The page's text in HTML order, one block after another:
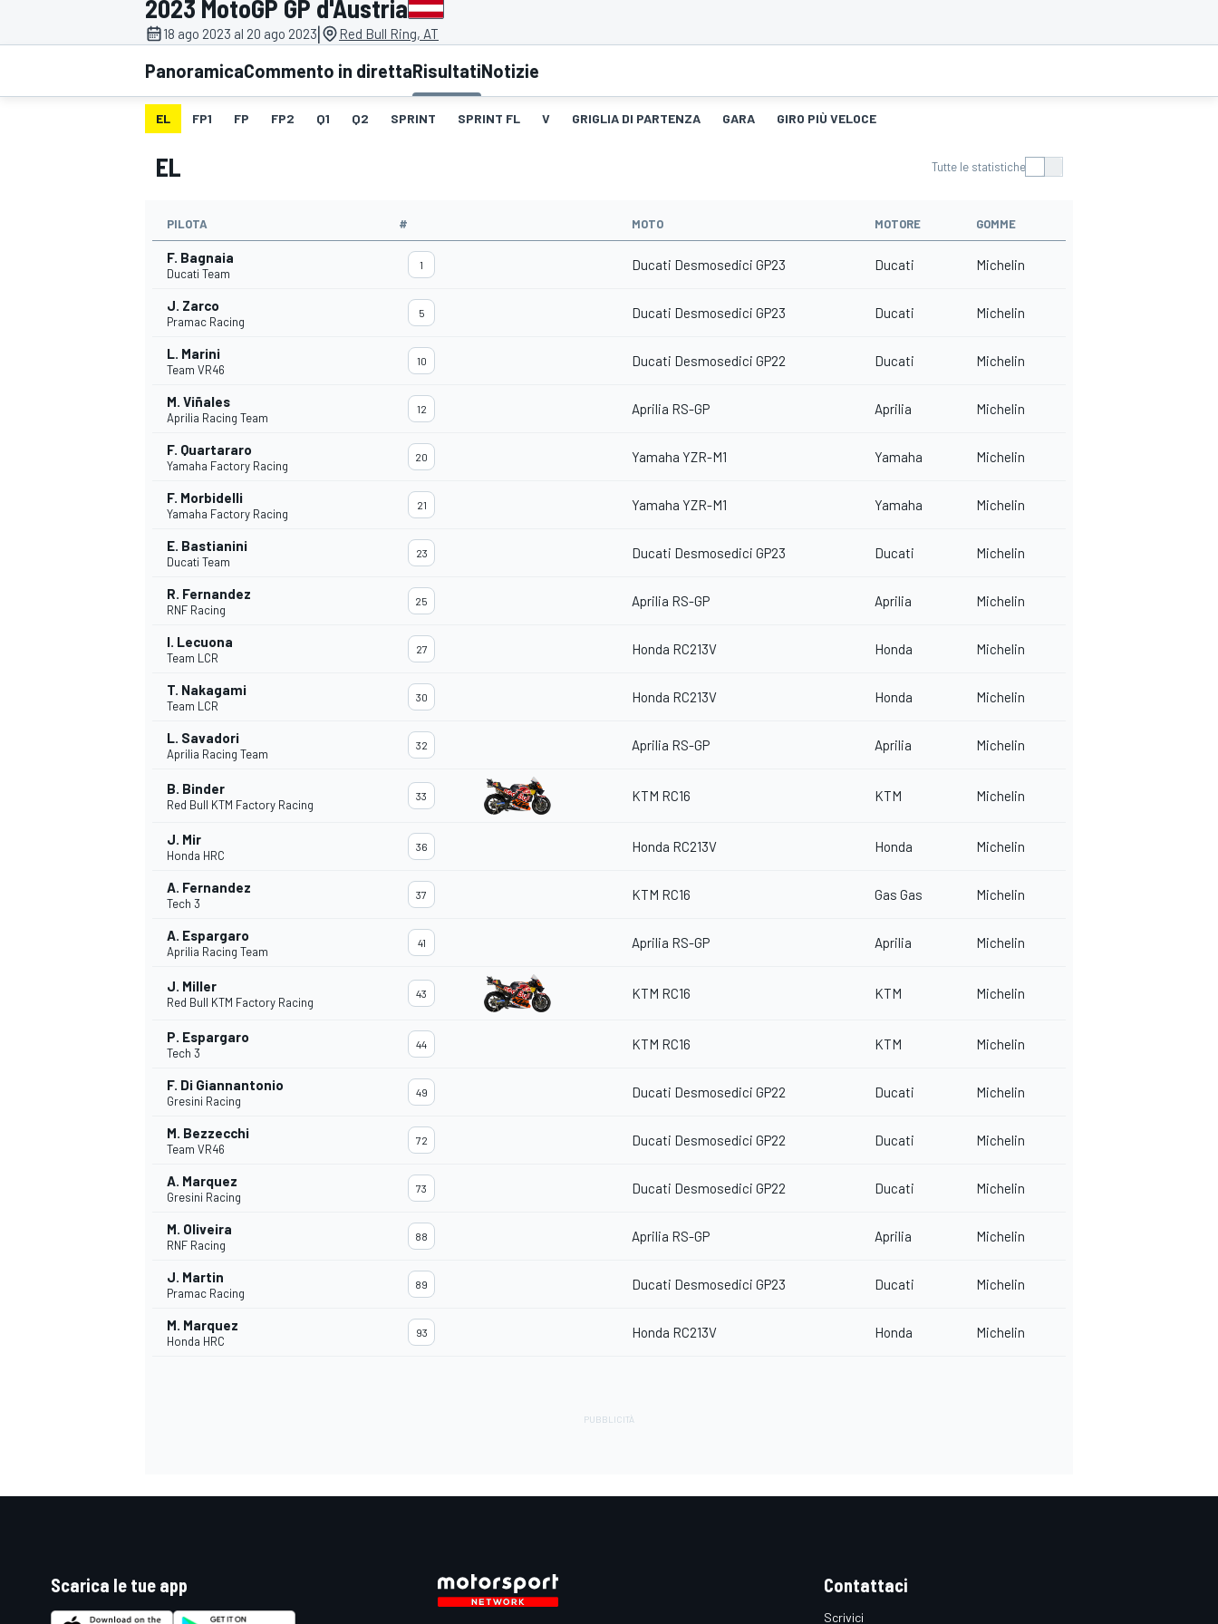
MOTOGP WEC
WRC
MONOPOSTO
2023 MotoGP GP d'Austria
18 ago 2023 al 20 ago 2023| Red Bull Ring, AT
PanoramicaCommento in direttaRisultatiNotizie
EL FP1 FP FP2 Q1 Q2 SPRINT SPRINT FL V GRIGLIA DI PARTENZA GARA GIRO PIÙ VELOCE
EL Tutte le statistiche
PILOTA # MOTO MOTORE GOMME
F. Bagnaia
Ducati Team
1 Ducati Desmosedici GP23 Ducati Michelin
J. Zarco
Pramac Racing
5 Ducati Desmosedici GP23 Ducati Michelin
L. Marini
Team VR46
10 Ducati Desmosedici GP22 Ducati Michelin
M. Viñales
Aprilia Racing Team
12 Aprilia RS-GP Aprilia Michelin
F. Quartararo
Yamaha Factory Racing
20 Yamaha YZR-M1 Yamaha Michelin
F. Morbidelli
Yamaha Factory Racing
21 Yamaha YZR-M1 Yamaha Michelin
E. Bastianini
Ducati Team
23 Ducati Desmosedici GP23 Ducati Michelin
R. Fernandez
RNF Racing
25 Aprilia RS-GP Aprilia Michelin
I. Lecuona
Team LCR
27 Honda RC213V Honda Michelin
T. Nakagami
Team LCR
30 Honda RC213V Honda Michelin
L. Savadori
Aprilia Racing Team
32 Aprilia RS-GP Aprilia Michelin
B. Binder
Red Bull KTM Factory Racing
33 KTM RC16 KTM Michelin
J. Mir
Honda HRC
36 Honda RC213V Honda Michelin
A. Fernandez
Tech 3
37 KTM RC16 Gas Gas Michelin
A. Espargaro
Aprilia Racing Team
41 Aprilia RS-GP Aprilia Michelin
J. Miller
Red Bull KTM Factory Racing
43 KTM RC16 KTM Michelin
P. Espargaro
Tech 3
44 KTM RC16 KTM Michelin
F. Di Giannantonio
Gresini Racing
49 Ducati Desmosedici GP22 Ducati Michelin
M. Bezzecchi
Team VR46
72 Ducati Desmosedici GP22 Ducati Michelin
A. Marquez
Gresini Racing
73 Ducati Desmosedici GP22 Ducati Michelin
M. Oliveira
RNF Racing
88 Aprilia RS-GP Aprilia Michelin
J. Martin
Pramac Racing
89 Ducati Desmosedici GP23 Ducati Michelin
M. Marquez
Honda HRC
93 Honda RC213V Honda Michelin
Scarica le tue app Contattaci
Scrivici